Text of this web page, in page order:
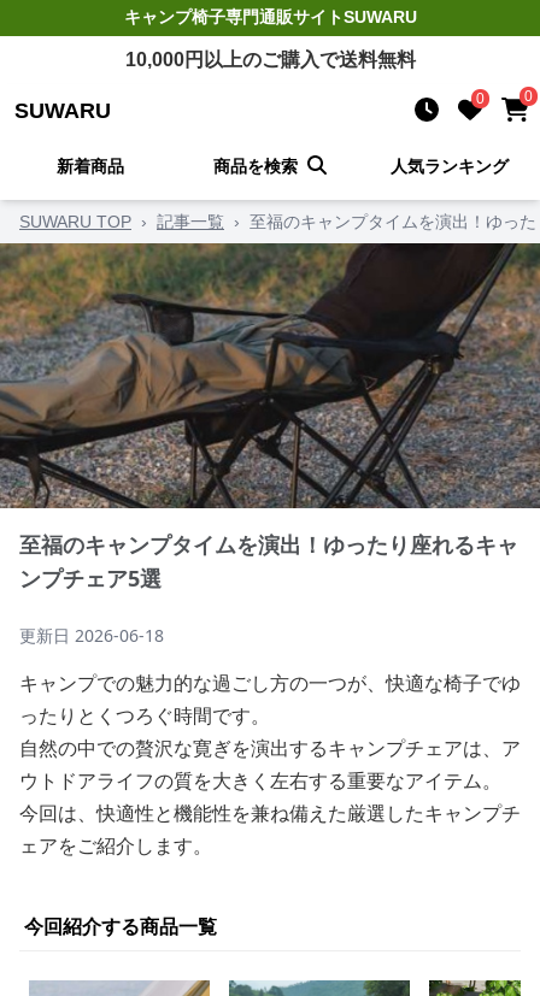
キャンプ椅子専門通販サイトSUWARU
10,000円以上のご購入で送料無料
SUWARU 0 0
新着商品 商品を検索 人気ランキング
SUWARU TOP › 記事一覧 › 至福のキャンプタイムを演出！ゆっ
至福のキャンプタイムを演出！ゆったり座れるキャ
ンプチェア5選
更新日 2026-06-18
キャンプでの魅力的な過ごし方の一つが、快適な椅子でゆ
ったりとくつろぐ時間です。
自然の中での贅沢な寛ぎを演出するキャンプチェアは、ア
ウトドアライフの質を大きく左右する重要なアイテム。
今回は、快適性と機能性を兼ね備えた厳選したキャンプチ
ェアをご紹介します。
今回紹介する商品一覧